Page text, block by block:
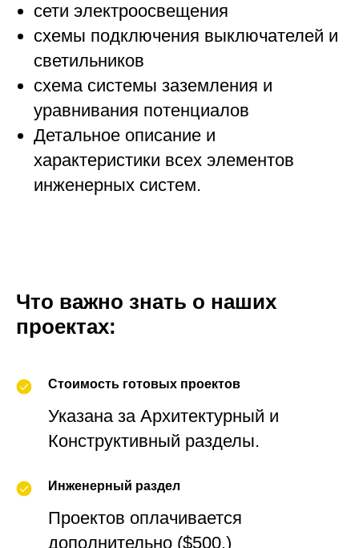
сети электроосвещения
схемы подключения выключателей и
светильников
схема системы заземления и
уравнивания потенциалов
Детальное описание и
характеристики всех элементов
инженерных систем.
Что важно знать о наших
проектах:
Стоимость готовых проектов
Указана за Архитектурный и
Конструктивный разделы.
Инженерный раздел
Проектов оплачивается
дополнительно ($500.)